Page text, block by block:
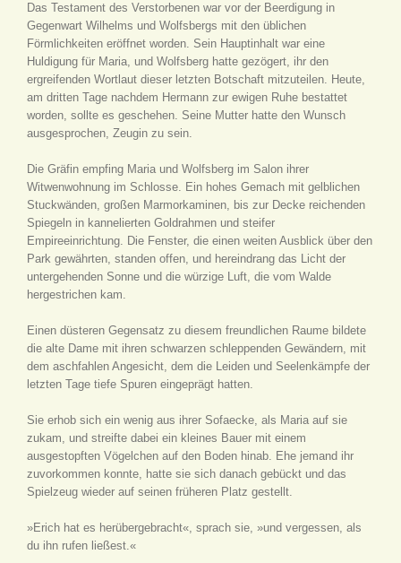
Das Testament des Verstorbenen war vor der Beerdigung in
Gegenwart Wilhelms und Wolfsbergs mit den üblichen
Förmlichkeiten eröffnet worden. Sein Hauptinhalt war eine
Huldigung für Maria, und Wolfsberg hatte gezögert, ihr den
ergreifenden Wortlaut dieser letzten Botschaft mitzuteilen. Heute,
am dritten Tage nachdem Hermann zur ewigen Ruhe bestattet
worden, sollte es geschehen. Seine Mutter hatte den Wunsch
ausgesprochen, Zeugin zu sein.
Die Gräfin empfing Maria und Wolfsberg im Salon ihrer
Witwenwohnung im Schlosse. Ein hohes Gemach mit gelblichen
Stuckwänden, großen Marmorkaminen, bis zur Decke reichenden
Spiegeln in kannelierten Goldrahmen und steifer
Empireeinrichtung. Die Fenster, die einen weiten Ausblick über den
Park gewährten, standen offen, und hereindrang das Licht der
untergehenden Sonne und die würzige Luft, die vom Walde
hergestrichen kam.
Einen düsteren Gegensatz zu diesem freundlichen Raume bildete
die alte Dame mit ihren schwarzen schleppenden Gewändern, mit
dem aschfahlen Angesicht, dem die Leiden und Seelenkämpfe der
letzten Tage tiefe Spuren eingeprägt hatten.
Sie erhob sich ein wenig aus ihrer Sofaecke, als Maria auf sie
zukam, und streifte dabei ein kleines Bauer mit einem
ausgestopften Vögelchen auf den Boden hinab. Ehe jemand ihr
zuvorkommen konnte, hatte sie sich danach gebückt und das
Spielzeug wieder auf seinen früheren Platz gestellt.
»Erich hat es herübergebracht«, sprach sie, »und vergessen, als
du ihn rufen ließest.«